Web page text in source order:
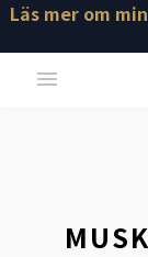
Läs mer om